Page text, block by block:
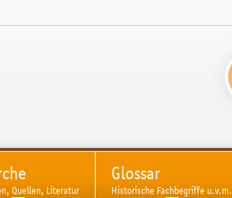
Quellen, Literatur
Glossar
Historische Fachbegriffe u.v.m.